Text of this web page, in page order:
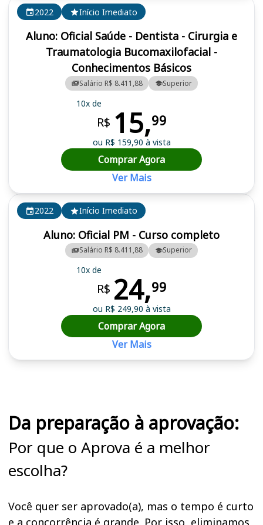
2022 Início Imediato
Aluno: Oficial PM - Curso completo
Salário R$ 8.411,88 Superior
10x de
R$ 24,99
ou R$ 249,90 à vista
Comprar Agora
Ver Mais
2022 Início Imediato
Aluno: Oficial Saúde - Dentista - Cirurgia e
Traumatologia Bucomaxilofacial -
Conhecimentos Básicos
Salário R$ 8.411,88 Superior
10x de
R$ 15,99
ou R$ 159,90 à vista
Comprar Agora
Ver Mais
Da preparação à aprovação:
Por que o Aprova é a melhor
escolha?
Você quer ser aprovado(a), mas o tempo é curto